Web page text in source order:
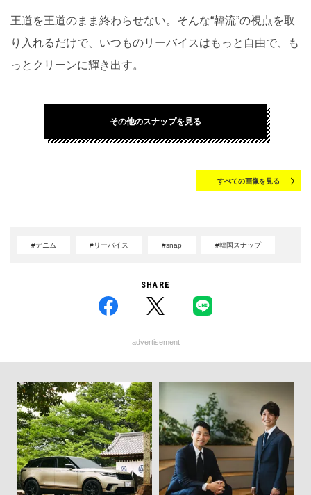
王道を王道のまま終わらせない。そんな“韓流”の視点を取
り入れるだけで、いつものリーバイスはもっと自由で、も
っとクリーンに輝き出す。
その他のスナップを見る
すべての画像を見る
#デニム #リーバイス #snap #韓国スナップ
SHARE
advertisement